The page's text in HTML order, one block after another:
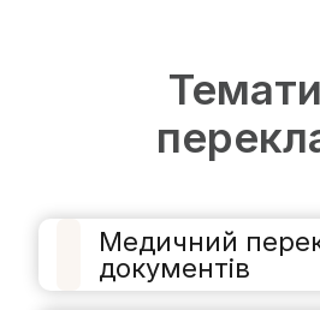
Медичний
документів